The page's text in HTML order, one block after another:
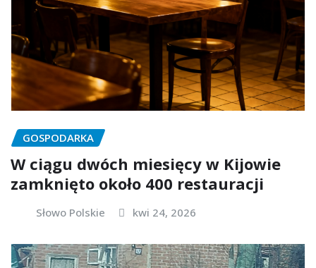
GOSPODARKA
W ciągu dwóch miesięcy w Kijowie
zamknięto około 400 restauracji
Słowo Polskie kwi 24, 2026